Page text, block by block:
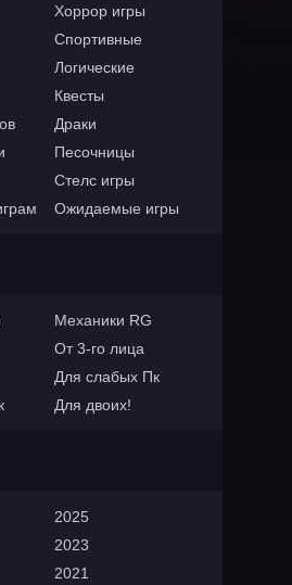
Хоррор игры
Спортивные
Логические
Квесты
Драки
Песочницы
Стелс игры
Ожидаемые игры
Механики RG
От 3-го лица
Для слабых Пк
Для двоих!
2025
2023
2021